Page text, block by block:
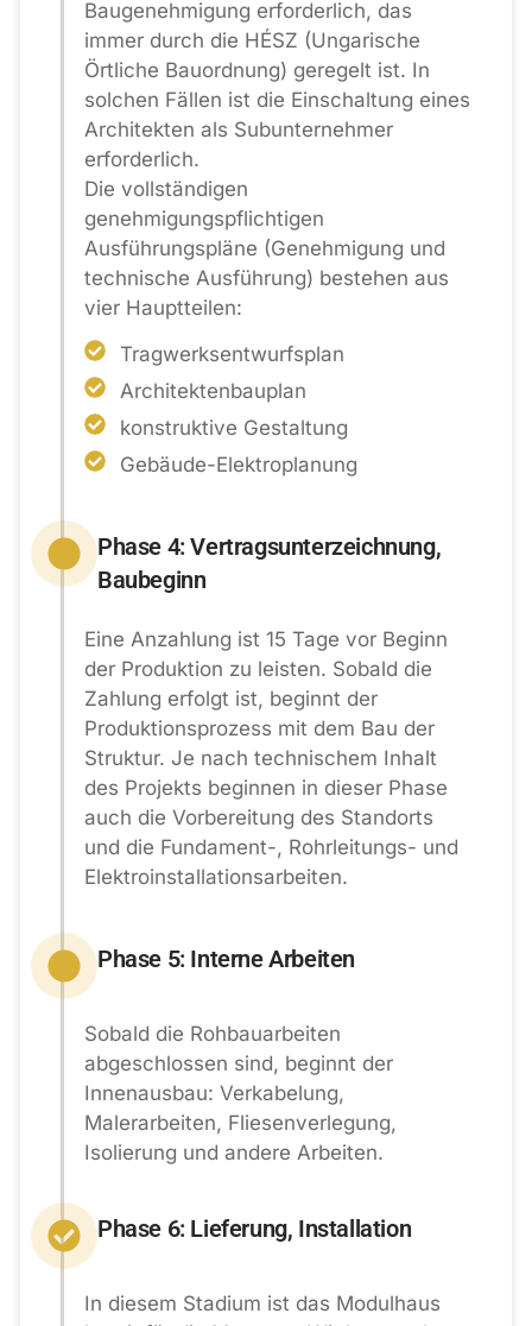
Baugenehmigung erforderlich, das
immer durch die HÉSZ (Ungarische
Örtliche Bauordnung) geregelt ist. In
solchen Fällen ist die Einschaltung eines
Architekten als Subunternehmer
erforderlich.
Die vollständigen
genehmigungspflichtigen
Ausführungspläne (Genehmigung und
technische Ausführung) bestehen aus
vier Hauptteilen:
Tragwerksentwurfsplan
Architektenbauplan
konstruktive Gestaltung
Gebäude-Elektroplanung
Phase 4: Vertragsunterzeichnung,
Baubeginn
Eine Anzahlung ist 15 Tage vor Beginn
der Produktion zu leisten. Sobald die
Zahlung erfolgt ist, beginnt der
Produktionsprozess mit dem Bau der
Struktur. Je nach technischem Inhalt
des Projekts beginnen in dieser Phase
auch die Vorbereitung des Standorts
und die Fundament-, Rohrleitungs- und
Elektroinstallationsarbeiten.
Phase 5: Interne Arbeiten
Sobald die Rohbauarbeiten
abgeschlossen sind, beginnt der
Innenausbau: Verkabelung,
Malerarbeiten, Fliesenverlegung,
Isolierung und andere Arbeiten.
Phase 6: Lieferung, Installation
In diesem Stadium ist das Modulhaus